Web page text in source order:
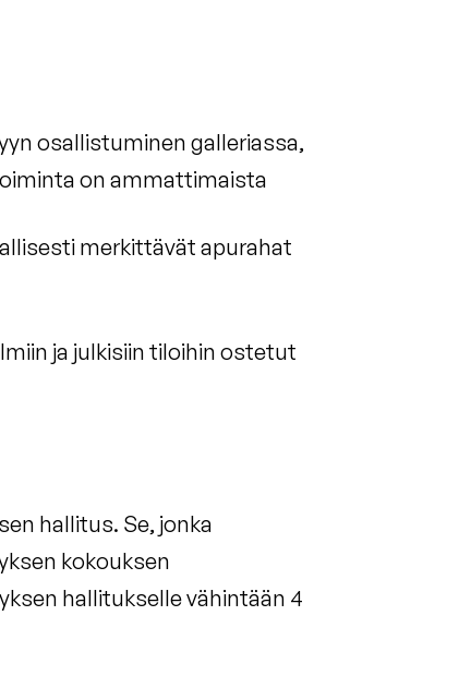
osallistuminen galleriassa,
on ammattimaista
merkittävät apurahat
ja julkisiin tiloihin ostetut
hallitus. Se, jonka
kokouksen
hallitukselle vähintään 4